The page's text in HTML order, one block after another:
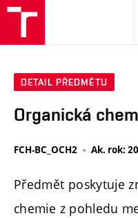
DETAIL PŘEDMĚTU
Organická
FCH-BC_OCH2 Ak. rok:
Předmět poskytuje
chemie z pohledu